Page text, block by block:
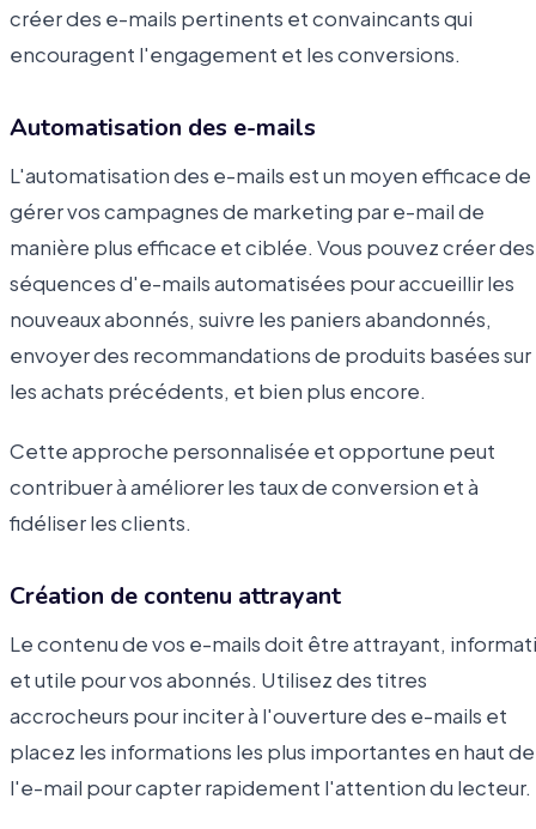
créer des e-mails pertinents et convaincants qui
encouragent l'engagement et les conversions.
Automatisation des e-mails
L'automatisation des e-mails est un moyen efficace de
gérer vos campagnes de marketing par e-mail de
manière plus efficace et ciblée. Vous pouvez créer des
séquences d'e-mails automatisées pour accueillir les
nouveaux abonnés, suivre les paniers abandonnés,
envoyer des recommandations de produits basées sur
les achats précédents, et bien plus encore.
Cette approche personnalisée et opportune peut
contribuer à améliorer les taux de conversion et à
fidéliser les clients.
Création de contenu attrayant
Le contenu de vos e-mails doit être attrayant,
et utile pour vos abonnés. Utilisez des titres
accrocheurs pour inciter à l'ouverture des e-mails et
placez les informations les plus importantes en haut de
l'e-mail pour capter rapidement l'attention du lecteur.